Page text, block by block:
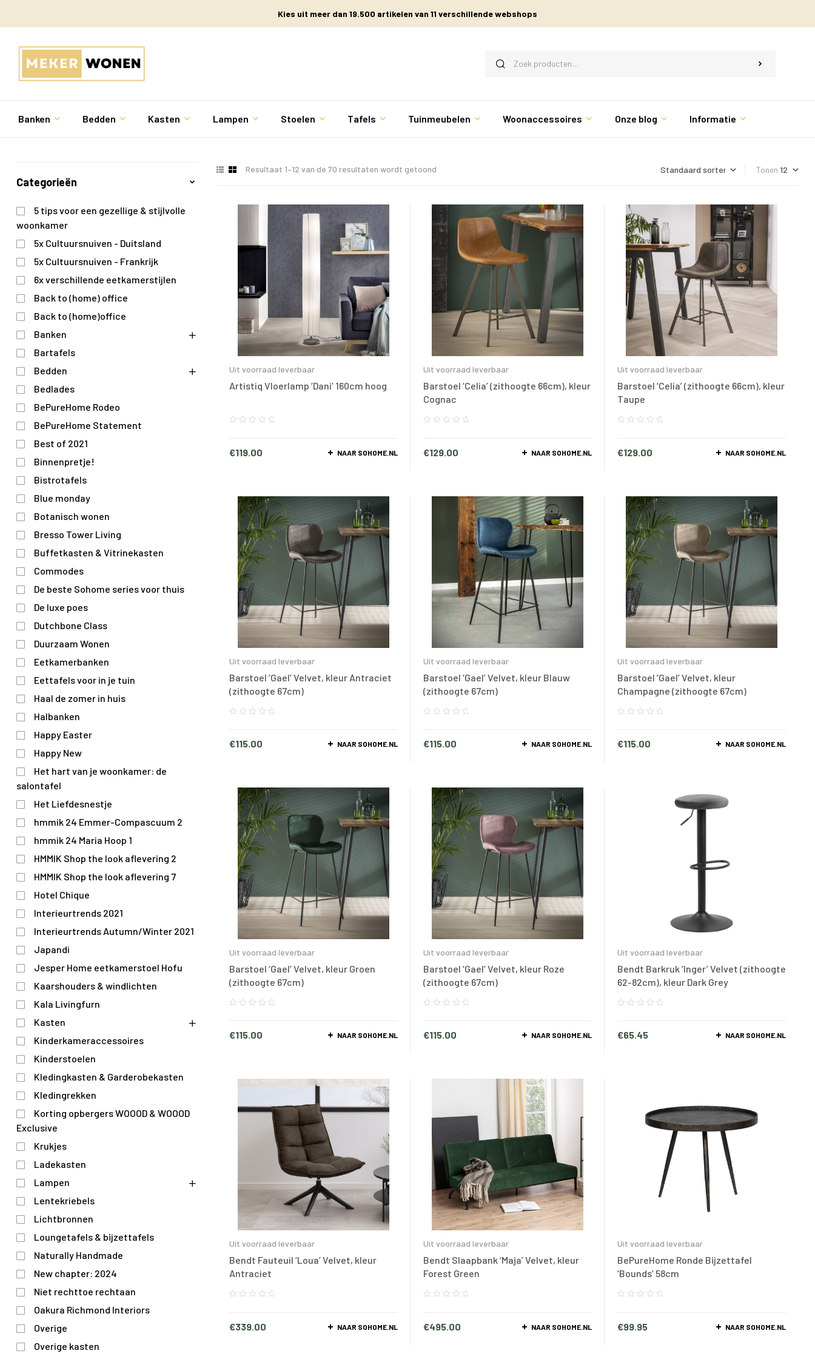
Kies uit meer dan 19.500 artikelen van 11 verschillende webshops
Banken Bedden Kasten Lampen Stoelen Tafels Tuinmeubelen Woonaccessoires Onze blog Informatie
Resultaat 1–12 van de 70 resultaten wordt getoond Tonen
Uit voorraad leverbaar
Artistiq Vloerlamp ‘Dani’ 160cm hoog
€119.00 NAAR SOHOME.NL
Uit voorraad leverbaar
Barstoel ‘Celia’ (zithoogte 66cm), kleur
Cognac
€129.00 NAAR SOHOME.NL
Uit voorraad leverbaar
Barstoel ‘Celia’ (zithoogte 66cm), kleur
Taupe
€129.00 NAAR SOHOME.NL
Uit voorraad leverbaar
Barstoel ‘Gael’ Velvet, kleur Antraciet
(zithoogte 67cm)
€115.00 NAAR SOHOME.NL
Uit voorraad leverbaar
Barstoel ‘Gael’ Velvet, kleur Blauw
(zithoogte 67cm)
€115.00 NAAR SOHOME.NL
Uit voorraad leverbaar
Barstoel ‘Gael’ Velvet, kleur
Champagne (zithoogte 67cm)
€115.00 NAAR SOHOME.NL
Uit voorraad leverbaar
Barstoel ‘Gael’ Velvet, kleur Groen
(zithoogte 67cm)
€115.00 NAAR SOHOME.NL
Uit voorraad leverbaar
Barstoel ‘Gael’ Velvet, kleur Roze
(zithoogte 67cm)
€115.00 NAAR SOHOME.NL
Uit voorraad leverbaar
Bendt Barkruk ‘Inger’ Velvet (zithoogte
62-82cm), kleur Dark Grey
€65.45 NAAR SOHOME.NL
Uit voorraad leverbaar
Bendt Fauteuil ‘Loua’ Velvet, kleur
Antraciet
€339.00 NAAR SOHOME.NL
Uit voorraad leverbaar
Bendt Slaapbank ‘Maja’ Velvet, kleur
Forest Green
€495.00 NAAR SOHOME.NL
Uit voorraad leverbaar
BePureHome Ronde Bijzettafel
‘Bounds’ 58cm
€99.95 NAAR SOHOME.NL
Categorieën
5 tips voor een gezellige & stijlvolle
woonkamer
5x Cultuursnuiven - Duitsland
5x Cultuursnuiven - Frankrijk
6x verschillende eetkamerstijlen
Back to (home) office
Back to (home)office
Banken
Bartafels
Bedden
Bedlades
BePureHome Rodeo
BePureHome Statement
Best of 2021
Binnenpretje!
Bistrotafels
Blue monday
Botanisch wonen
Bresso Tower Living
Buffetkasten & Vitrinekasten
Commodes
De beste Sohome series voor thuis
De luxe poes
Dutchbone Class
Duurzaam Wonen
Eetkamerbanken
Eettafels voor in je tuin
Haal de zomer in huis
Halbanken
Happy Easter
Happy New
Het hart van je woonkamer: de
salontafel
Het Liefdesnestje
hmmik 24 Emmer-Compascuum 2
hmmik 24 Maria Hoop 1
HMMIK Shop the look aflevering 2
HMMIK Shop the look aflevering 7
Hotel Chique
Interieurtrends 2021
Interieurtrends Autumn/Winter 2021
Japandi
Jesper Home eetkamerstoel Hofu
Kaarshouders & windlichten
Kala Livingfurn
Kasten
Kinderkameraccessoires
Kinderstoelen
Kledingkasten & Garderobekasten
Kledingrekken
Korting opbergers WOOOD & WOOOD
Exclusive
Krukjes
Ladekasten
Lampen
Lentekriebels
Lichtbronnen
Loungetafels & bijzettafels
Naturally Handmade
New chapter: 2024
Niet rechttoe rechtaan
Oakura Richmond Interiors
Overige
Overige kasten